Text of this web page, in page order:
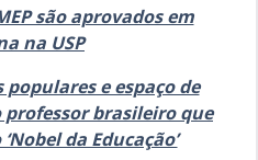
são aprovados em
na USP
e espaço de
brasileiro que
da Educação’